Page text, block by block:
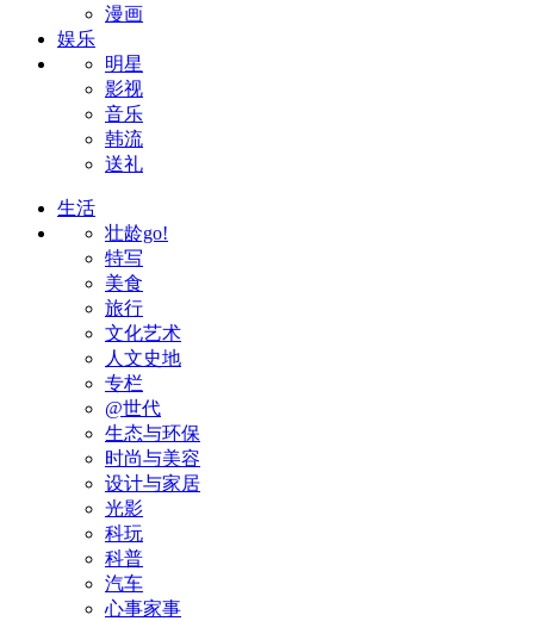
漫画
娱乐
明星
影视
音乐
韩流
送礼
生活
壮龄go!
特写
美食
旅行
文化艺术
人文史地
专栏
@世代
生态与环保
时尚与美容
设计与家居
光影
科玩
科普
汽车
心事家事